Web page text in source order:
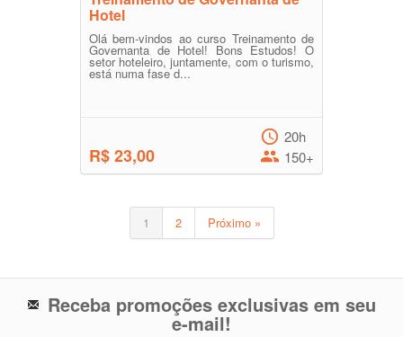
Hotel
Olá bem-vindos ao curso Treinamento de
Governanta de Hotel! Bons Estudos! O
setor hoteleiro, juntamente, com o turismo,
está numa fase d...
R$ 23,00
20h
150+
1 2 Próximo »
Receba promoções exclusivas em seu
e-mail!